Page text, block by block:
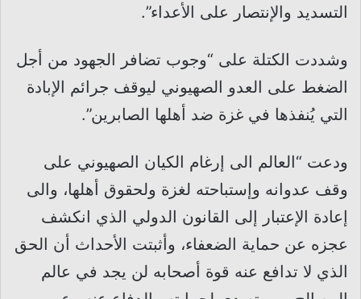
التسديد والإنتصار على الأعداء”.
وشددت الكتلة على “وجوب تضافر الجهود من أجل
الضغط على العدو الصهيوني ليوقف جرائم الإبادة
التي يُنفذها في غزة ضد أهلها الصابرين”.
ودعت “العالم الى إرغام الكيان الصهيوني على
وقف عدوانه وإستباحته لغزة ولحقوق أهلها، والى
إعادة الإعتبار إلى القانون الدولي الذي انكشف
عجزه عن حماية الضعفاء، وأثبتت الأحداث أن الحق
الذي لا تدافع عنه قوة أصحابه لن يجد في عالم